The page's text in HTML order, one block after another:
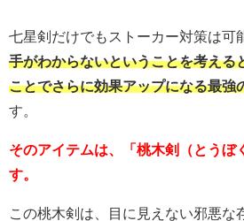
七星剣 だけでもストーカー対策は可
手がわからないということを考える
ことでさらに効果アップになる最強
す。
そのアイテムは、「桃木剣（とうぼ
す。
この桃木剣は、目に見えない邪悪な